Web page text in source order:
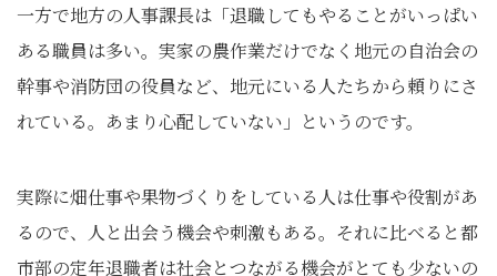
一方で地方の人事課長は「退職してもやることがいっぱい
ある職員は多い。実家の農作業だけでなく地元の自治会の
幹事や消防団の役員など、地元にいる人たちから頼りにさ
れている。あまり心配していない」というのです。
実際に畑仕事や果物づくりをしている人は仕事や役割があ
るので、人と出会う機会や刺激もある。それに比べると都
市部の定年退職者は社会とつながる機会がとても少ないの